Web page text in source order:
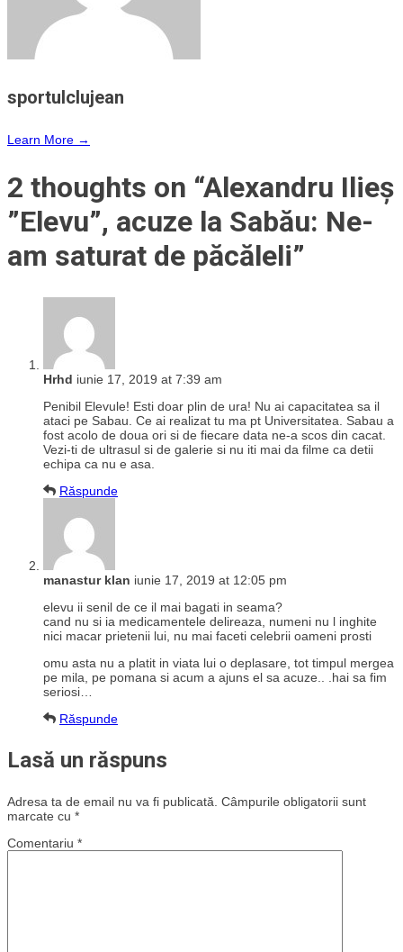
sportulclujean
Learn More →
2 thoughts on “Alexandru Ilieș
”Elevu”, acuze la Sabău: Ne-
am saturat de păcăleli”
Hrhd iunie 17, 2019 at 7:39 am
Penibil Elevule! Esti doar plin de ura! Nu ai capacitatea sa il
ataci pe Sabau. Ce ai realizat tu ma pt Universitatea. Sabau a
fost acolo de doua ori si de fiecare data ne-a scos din cacat.
Vezi-ti de ultrasul si de galerie si nu iti mai da filme ca detii
echipa ca nu e asa.
Răspunde
manastur klan iunie 17, 2019 at 12:05 pm
elevu ii senil de ce il mai bagati in seama?
cand nu si ia medicamentele delireaza, numeni nu l inghite
nici macar prietenii lui, nu mai faceti celebrii oameni prosti
omu asta nu a platit in viata lui o deplasare, tot timpul mergea
pe mila, pe pomana si acum a ajuns el sa acuze.. .hai sa fim
seriosi…
Răspunde
Lasă un răspuns
Adresa ta de email nu va fi publicată. Câmpurile obligatorii sunt
marcate cu *
Comentariu *